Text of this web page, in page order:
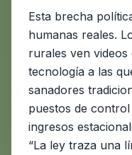
Esta brecha
humanas reales.
rurales ven videos
tecnología a las
sanadores
puestos de
ingresos
“La ley traza una